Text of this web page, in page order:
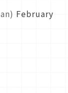
February